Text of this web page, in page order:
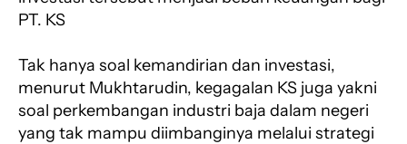
PT. KS
Tak hanya soal kemandirian dan investasi,
menurut Mukhtarudin, kegagalan KS juga yakni
soal perkembangan industri baja dalam negeri
yang tak mampu diimbanginya melalui strategi